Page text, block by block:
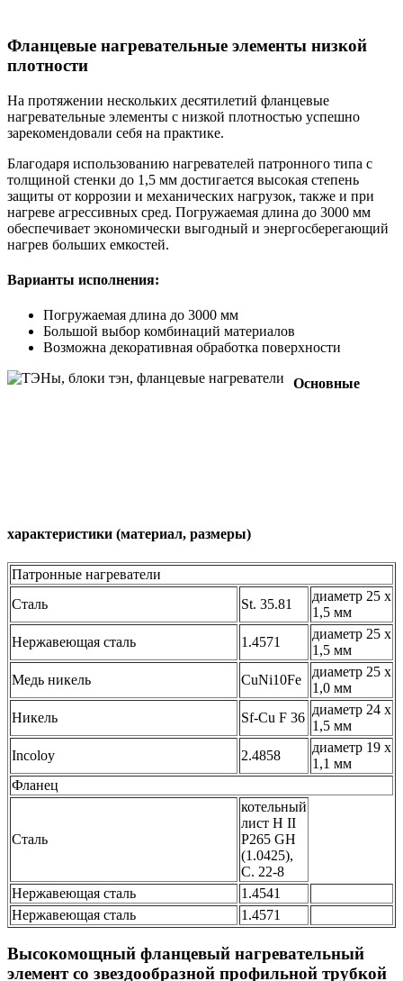
Фланцевые нагревательные элементы низкой
плотности
На протяжении нескольких десятилетий фланцевые
нагревательные элементы с низкой плотностью успешно
зарекомендовали себя на практике.
Благодаря использованию нагревателей патронного типа с
толщиной стенки до 1,5 мм достигается высокая степень
защиты от коррозии и механических нагрузок, также и при
нагреве агрессивных сред. Погружаемая длина до 3000 мм
обеспечивает экономически выгодный и энергосберегающий
нагрев больших емкостей.
Варианты исполнения:
Погружаемая длина до 3000 мм
Большой выбор комбинаций материалов
Возможна декоративная обработка поверхности
Основные
характеристики (материал, размеры)
Патронные нагреватели
Сталь
St. 35.81
диаметр 25 х
1,5 мм
Нержавеющая сталь
1.4571
диаметр 25 х
1,5 мм
Медь никель
CuNi10Fe
диаметр 25 х
1,0 мм
Никель
Sf-Cu F 36
диаметр 24 х
1,5 мм
Incoloy
2.4858
диаметр 19 х
1,1 мм
Фланец
Сталь
котельный
лист Н II
P265 GH
(1.0425),
C. 22-8
Нержавеющая сталь
1.4541
Нержавеющая сталь
1.4571
Высокомощный фланцевый нагревательный
элемент со звездообразной профильной трубкой